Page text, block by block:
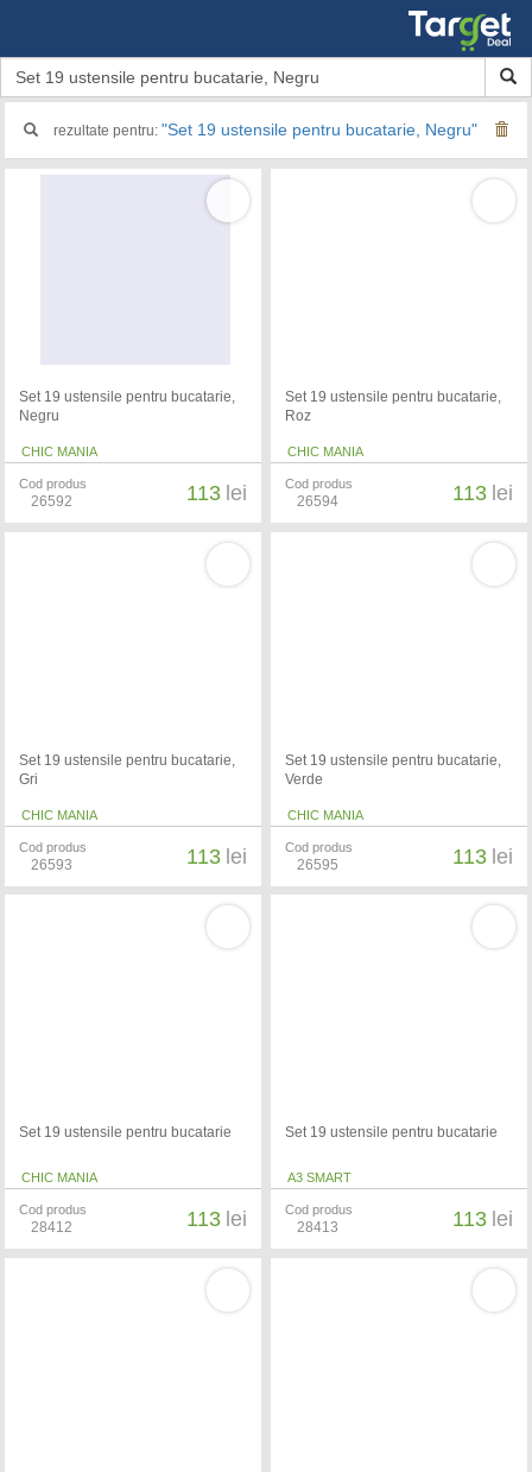
rezultate pentru: "Set 19 ustensile pentru bucatarie, Negru"
Set 19 ustensile pentru bucatarie,
Negru
CHIC MANIA
Cod produs
26592 113 lei
Set 19 ustensile pentru bucatarie,
Roz
CHIC MANIA
Cod produs
26594 113 lei
Set 19 ustensile pentru bucatarie,
Gri
CHIC MANIA
Cod produs
26593 113 lei
Set 19 ustensile pentru bucatarie,
Verde
CHIC MANIA
Cod produs
26595 113 lei
Set 19 ustensile pentru bucatarie
CHIC MANIA
Cod produs
28412 113 lei
Set 19 ustensile pentru bucatarie
A3 SMART
Cod produs
28413 113 lei